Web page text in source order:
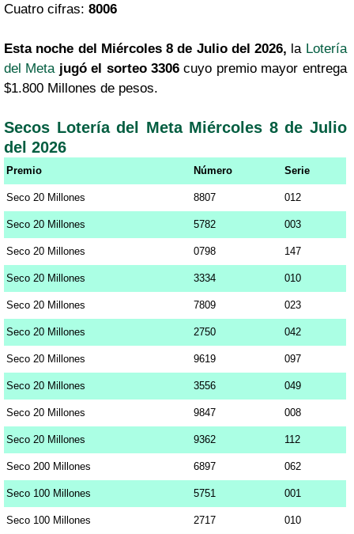
Cuatro cifras: 8006
Esta noche del Miércoles 8 de Julio del 2026, la Lotería
del Meta jugó el sorteo 3306cuyo premio mayor entrega
$1.800 Millones de pesos.
Secos Lotería del Meta Miércoles 8 de Julio
del 2026
Premio Número Serie
Seco 20 Millones 8807 012
Seco 20 Millones 5782 003
Seco 20 Millones 0798 147
Seco 20 Millones 3334 010
Seco 20 Millones 7809 023
Seco 20 Millones 2750 042
Seco 20 Millones 9619 097
Seco 20 Millones 3556 049
Seco 20 Millones 9847 008
Seco 20 Millones 9362 112
Seco 200 Millones 6897 062
Seco 100 Millones 5751 001
Seco 100 Millones 2717 010